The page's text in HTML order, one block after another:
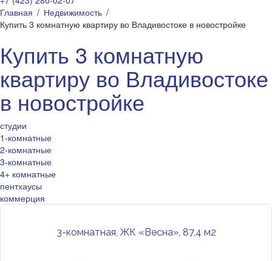
Главная
Недвижимость
Купить 3 комнатную квартиру во Владивостоке в новостройке
Купить 3 комнатную
квартиру во Владивостоке
в новостройке
студии
1-комнатные
2-комнатные
3-комнатные
4+ комнатные
пентхаусы
коммерция
3-комнатная, ЖК «Весна», 87,4 м2